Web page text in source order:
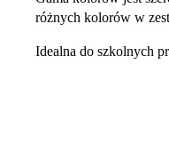
różnych kolorów w
Idealna do szkolnych